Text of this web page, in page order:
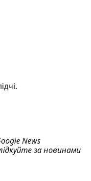
News
за новинами